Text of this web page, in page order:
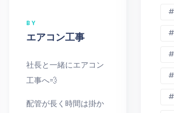
BY
エアコン工事
社長と一緒にエアコン
工事へ💨
配管が長く時間は掛か